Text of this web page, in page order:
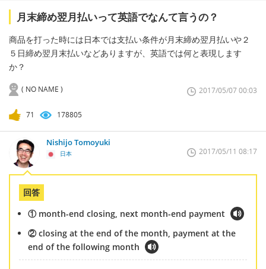
月末締め翌月払いって英語でなんて言うの？
商品を打った時には日本では支払い条件が月末締め翌月払いや２
５日締め翌月末払いなどありますが、英語では何と表現します
か？
( NO NAME ) 2017/05/07 00:03
71 178805
Nishijo Tomoyuki
日本 2017/05/11 08:17
回答
① month-end closing, next month-end payment
② closing at the end of the month, payment at the
end of the following month